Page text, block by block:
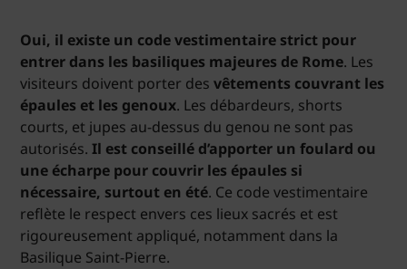
Oui, il existe un code vestimentaire strict pour
entrer dans les basiliques majeures de Rome. Les
visiteurs doivent porter desvêtements couvrant les
épaules et les genoux. Les débardeurs, shorts
courts, et jupes au-dessus du genou ne sont pas
autorisés.Il est conseillé d’apporter un foulard ou
une écharpe pour couvrir les épaules si
nécessaire, surtout en été. Ce code vestimentaire
reflète le respect envers ces lieux sacrés et est
rigoureusement appliqué, notamment dans la
Basilique Saint-Pierre.